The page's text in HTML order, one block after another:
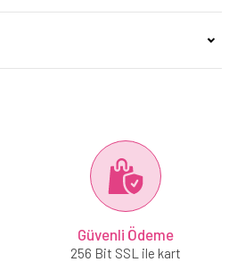
Güvenli Ödeme
256 Bit SSL ile kart